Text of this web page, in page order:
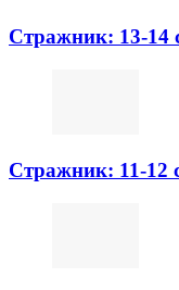
Стражник: 13-14
Стражник: 11-12